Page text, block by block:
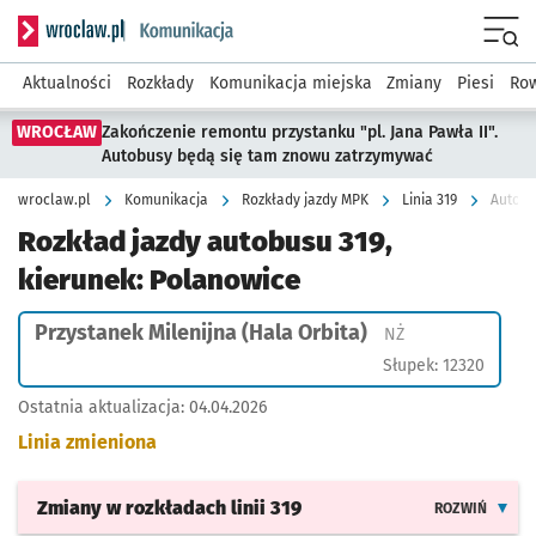
Serwis informacyjny wroclaw.pl podserwis: Komunikacja
Aktualności Rozkłady Komunikacja miejska Zmiany Piesi
WROCŁAW Zakończenie remontu przystanku "pl. Jana Pawła II".
Autobusy będą się tam znowu zatrzymywać
wroclaw.pl Komunikacja Rozkłady jazdy MPK Linia 319
Rozkład jazdy autobusu 319,
kierunek: Polanowice
Przystanek Milenijna (Hala Orbita) NŻPrzystanek na
Słupek: 12320
Ostatnia aktualizacja: 04.04.2026
Linia zmieniona
Zmiany w rozkładach linii 319 ROZWIŃ